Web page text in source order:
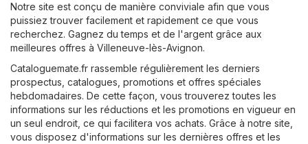
Notre site est conçu de manière conviviale afin que vous
puissiez trouver facilement et rapidement ce que vous
recherchez. Gagnez du temps et de l'argent grâce aux
meilleures offres à Villeneuve-lès-Avignon.
Cataloguemate.fr rassemble régulièrement les derniers
prospectus, catalogues, promotions et offres spéciales
hebdomadaires. De cette façon, vous trouverez toutes les
informations sur les réductions et les promotions en vigueur en
un seul endroit, ce qui facilitera vos achats. Grâce à notre site,
vous disposez d'informations sur les dernières offres et les